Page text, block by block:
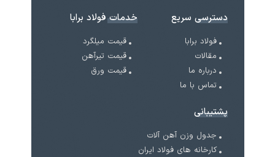
دسترسی سریع
فولاد برابا
مقالات
درباره ما
تماس با ما
خدمات فولاد برابا
قیمت میلگرد
قیمت تیرآهن
قیمت ورق
پشتیبانی
جدول وزن آهن آلات
کارخانه های فولاد ایران